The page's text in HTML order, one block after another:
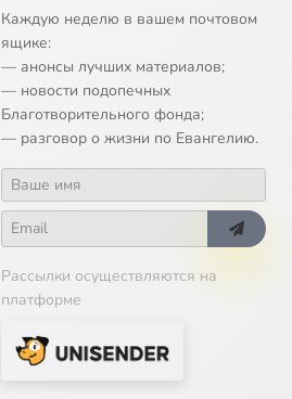
Каждую неделю в вашем почтовом
ящике:
— анонсы лучших материалов;
— новости подопечных
Благотворительного фонда;
— разговор о жизни по Евангелию.
Рассылки осуществляются на
платформе